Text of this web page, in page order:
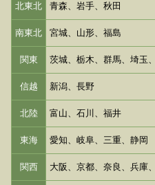
北東北 青森、岩手、秋田
南東北 宮城、山形、福島
関東 茨城、栃木、群馬、埼玉
信越 新潟、長野
北陸 富山、石川、福井
東海 愛知、岐阜、三重、静岡
関西 大阪、京都、奈良、兵庫